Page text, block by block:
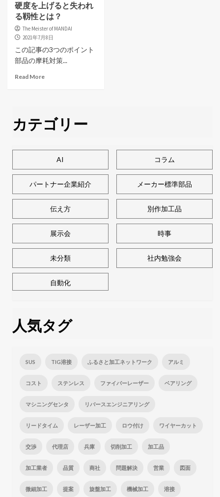
硬度を上げると失われ
る靱性とは？
The Meister of MANDAI
2021年7月8日
この記事の3つのポイント
部品の摩耗対策...
Read More
カテゴリー
AI コラム
パートナー企業紹介 メーカー標準部品
伝え方 別作加工品
展示会 時事
未分類 社内勉強会
自動化
人気タグ
SUS TIG溶接 ふるさと加工ネットワーク アルミ
コスト ステンレス ファイバーレーザー ベアリング
マシニングセンタ リバースエンジニアリング
リードタイム レーザー加工 ロウ付け ワイヤーカット
交渉 代理店 兵庫 切削加工 加工品
加工業者 品質 商社 問題解決 営業 図面
微細加工 提案 旋盤加工 機械加工 溶接